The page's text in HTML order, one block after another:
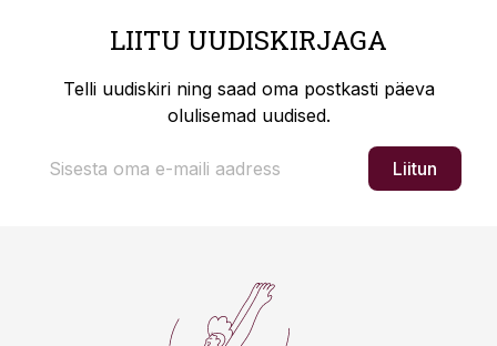
LIITU UUDISKIRJAGA
Telli uudiskiri ning saad oma postkasti päeva
olulisemad uudised.
Liitun